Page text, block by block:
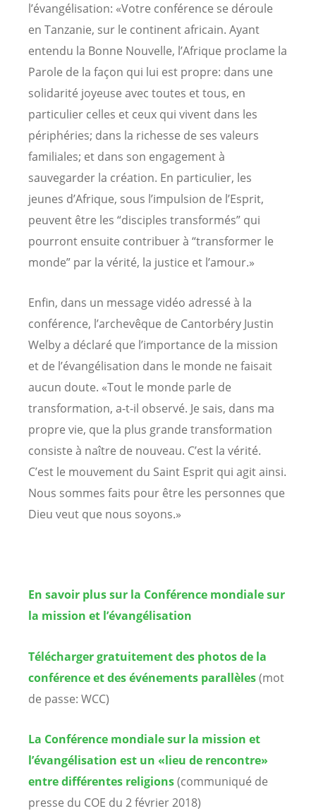
l’évangélisation: «Votre conférence se déroule
en Tanzanie, sur le continent africain. Ayant
entendu la Bonne Nouvelle, l’Afrique proclame la
Parole de la façon qui lui est propre: dans une
solidarité joyeuse avec toutes et tous, en
particulier celles et ceux qui vivent dans les
périphéries; dans la richesse de ses valeurs
familiales; et dans son engagement à
sauvegarder la création. En particulier, les
jeunes d’Afrique, sous l’impulsion de l’Esprit,
peuvent être les “disciples transformés” qui
pourront ensuite contribuer à “transformer le
monde” par la vérité, la justice et l’amour.»
Enfin, dans un message vidéo adressé à la
conférence, l’archevêque de Cantorbéry Justin
Welby a déclaré que l’importance de la mission
et de l’évangélisation dans le monde ne faisait
aucun doute. «Tout le monde parle de
transformation, a-t-il observé. Je sais, dans ma
propre vie, que la plus grande transformation
consiste à naître de nouveau. C’est la vérité.
C’est le mouvement du Saint Esprit qui agit ainsi.
Nous sommes faits pour être les personnes que
Dieu veut que nous soyons.»
En savoir plus sur la Conférence mondiale sur
la mission et l’évangélisation
Télécharger gratuitement des photos de la
conférence et des événements parallèles(mot
de passe: WCC)
La Conférence mondiale sur la mission et
l’évangélisation est un «lieu de rencontre»
entre différentes religions(communiqué de
presse du COE du 2 février 2018)